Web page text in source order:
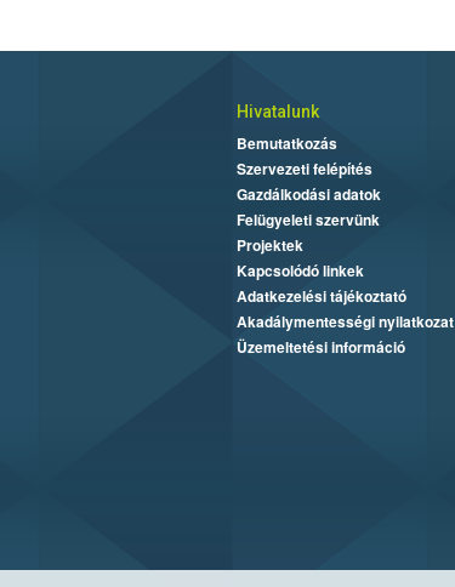
Hivatalunk
Bemutatkozás
Szervezeti felépítés
Gazdálkodási adatok
Felügyeleti szervünk
Projektek
Kapcsolódó linkek
Adatkezelési tájékoztató
Akadálymentességi nyilatkozat
Üzemeltetési információ